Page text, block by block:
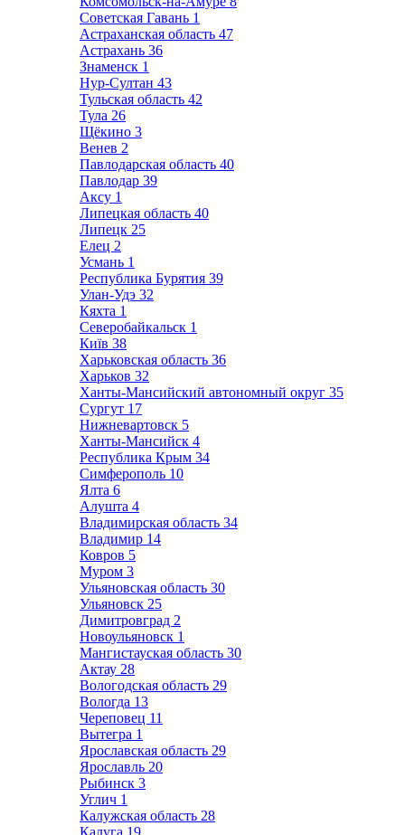
Советская Гавань 1
Астраханская область 47
Астрахань 36
Знаменск 1
Нур-Султан 43
Тульская область 42
Тула 26
Щёкино 3
Венев 2
Павлодарская область 40
Павлодар 39
Аксу 1
Липецкая область 40
Липецк 25
Елец 2
Усмань 1
Республика Бурятия 39
Улан-Удэ 32
Кяхта 1
Северобайкальск 1
Київ 38
Харьковская область 36
Харьков 32
Ханты-Мансийский автономный округ 35
Сургут 17
Нижневартовск 5
Ханты-Мансийск 4
Республика Крым 34
Симферополь 10
Ялта 6
Алушта 4
Владимирская область 34
Владимир 14
Ковров 5
Муром 3
Ульяновская область 30
Ульяновск 25
Димитровград 2
Новоульяновск 1
Мангистауская область 30
Актау 28
Вологодская область 29
Вологда 13
Череповец 11
Вытегра 1
Ярославская область 29
Ярославль 20
Рыбинск 3
Углич 1
Калужская область 28
Калуга 19